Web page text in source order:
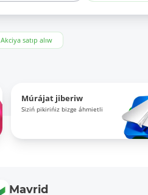
Akciya satıp alıw
Múrájat jiberiw
Siziń pikirińiz bizge áhmietli
Mavrid